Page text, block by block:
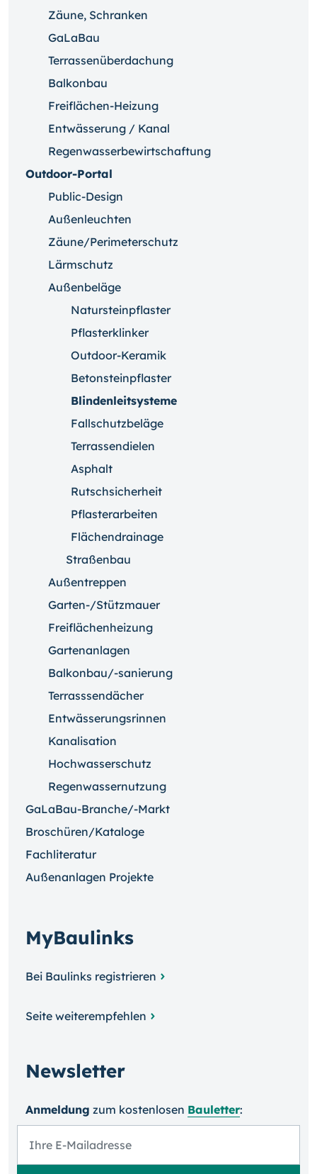
Zäune, Schranken
GaLaBau
Terrassenüberdachung
Balkonbau
Freiflächen-Heizung
Entwässerung / Kanal
Regenwasserbewirtschaftung
Outdoor-Portal
Public-Design
Außenleuchten
Zäune/Perimeterschutz
Lärmschutz
Außenbeläge
Natursteinpflaster
Pflasterklinker
Outdoor-Keramik
Betonsteinpflaster
Blindenleitsysteme
Fallschutzbeläge
Terrassendielen
Asphalt
Rutschsicherheit
Pflasterarbeiten
Flächendrainage
Straßenbau
Außentreppen
Garten-/Stützmauer
Freiflächenheizung
Gartenanlagen
Balkonbau/-sanierung
Terrasssendächer
Entwässerungsrinnen
Kanalisation
Hochwasserschutz
Regenwassernutzung
GaLaBau-Branche/-Markt
Broschüren/Kataloge
Fachliteratur
Außenanlagen Projekte
MyBaulinks
Bei Baulinks registrieren
Seite weiterempfehlen
Newsletter
Anmeldung zum kosten­losen Bauletter: